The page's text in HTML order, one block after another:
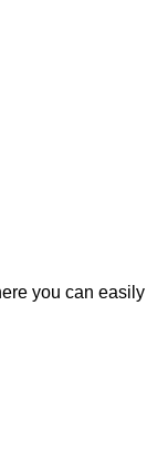
you can